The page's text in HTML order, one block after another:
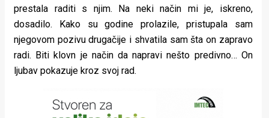
prestala raditi s njim. Na neki način mi je, iskreno,
dosadilo. Kako su godine prolazile, pristupala sam
njegovom pozivu drugačije i shvatila sam šta on zapravo
radi. Biti klovn je način da napravi nešto predivno… On
ljubav pokazuje kroz svoj rad.